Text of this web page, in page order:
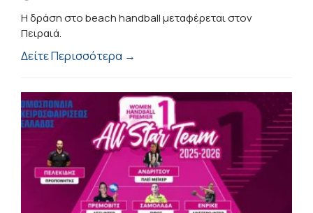
Η δράση στο beach handball μεταφέρεται στον
Πειραιά.
Δείτε Περισσότερα →